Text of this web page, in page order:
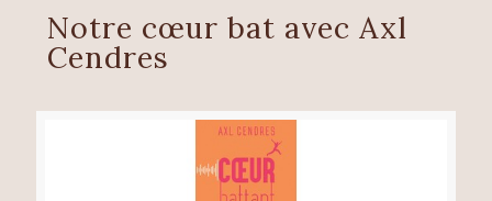
Notre cœur bat avec Axl
Cendres